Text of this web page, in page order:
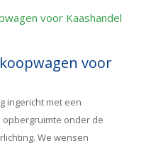
voor
ingericht met een
onder de
We wensen